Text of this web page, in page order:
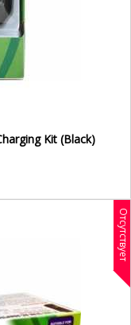
Kit (Black)
Отсутствует